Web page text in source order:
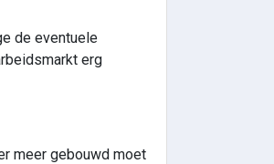
de eventuele
erg
meer gebouwd moet